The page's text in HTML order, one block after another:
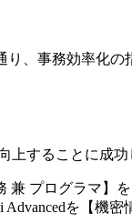
、事務効率化
上することに成功
プログラマ】
を【機